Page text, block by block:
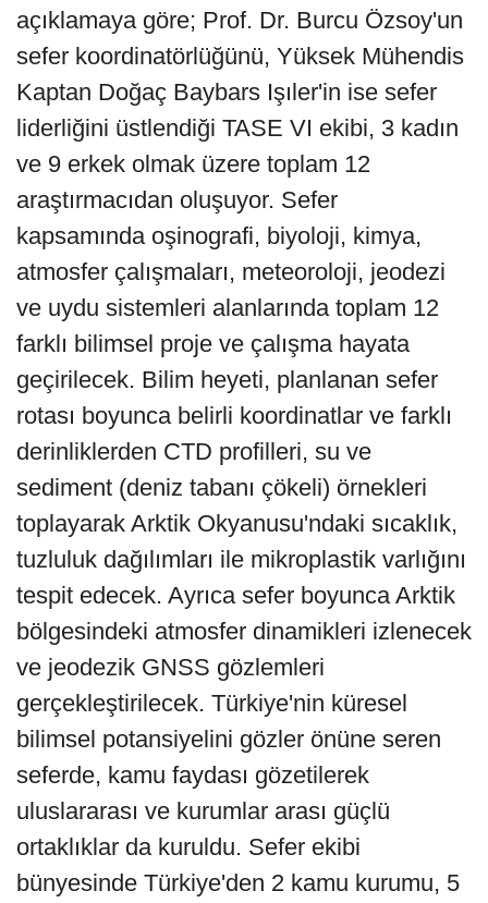
açıklamaya göre; Prof. Dr. Burcu Özsoy'un
sefer koordinatörlüğünü, Yüksek Mühendis
Kaptan Doğaç Baybars Işıler'in ise sefer
liderliğini üstlendiği TASE VI ekibi, 3 kadın
ve 9 erkek olmak üzere toplam 12
araştırmacıdan oluşuyor. Sefer
kapsamında oşinografi, biyoloji, kimya,
atmosfer çalışmaları, meteoroloji, jeodezi
ve uydu sistemleri alanlarında toplam 12
farklı bilimsel proje ve çalışma hayata
geçirilecek. Bilim heyeti, planlanan sefer
rotası boyunca belirli koordinatlar ve farklı
derinliklerden CTD profilleri, su ve
sediment (deniz tabanı çökeli) örnekleri
toplayarak Arktik Okyanusu'ndaki sıcaklık,
tuzluluk dağılımları ile mikroplastik varlığını
tespit edecek. Ayrıca sefer boyunca Arktik
bölgesindeki atmosfer dinamikleri izlenecek
ve jeodezik GNSS gözlemleri
gerçekleştirilecek. Türkiye'nin küresel
bilimsel potansiyelini gözler önüne seren
seferde, kamu faydası gözetilerek
uluslararası ve kurumlar arası güçlü
ortaklıklar da kuruldu. Sefer ekibi
bünyesinde Türkiye'den 2 kamu kurumu, 5